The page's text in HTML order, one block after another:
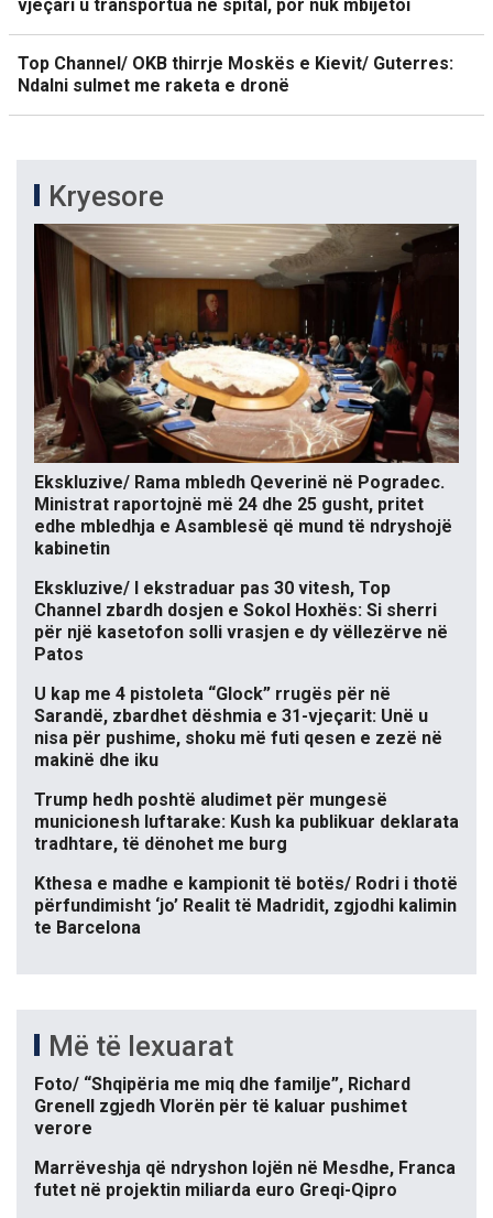
vjeçari u transportua në spital, por nuk mbijetoi
Top Channel/ OKB thirrje Moskës e Kievit/ Guterres:
Ndalni sulmet me raketa e dronë
Kryesore
Ekskluzive/ Rama mbledh Qeverinë në Pogradec.
Ministrat raportojnë më 24 dhe 25 gusht, pritet
edhe mbledhja e Asamblesë që mund të ndryshojë
kabinetin
Ekskluzive/ I ekstraduar pas 30 vitesh, Top
Channel zbardh dosjen e Sokol Hoxhës: Si sherri
për një kasetofon solli vrasjen e dy vëllezërve në
Patos
U kap me 4 pistoleta “Glock” rrugës për në
Sarandë, zbardhet dëshmia e 31-vjeçarit: Unë u
nisa për pushime, shoku më futi qesen e zezë në
makinë dhe iku
Trump hedh poshtë aludimet për mungesë
municionesh luftarake: Kush ka publikuar deklarata
tradhtare, të dënohet me burg
Kthesa e madhe e kampionit të botës/ Rodri i thotë
përfundimisht ‘jo’ Realit të Madridit, zgjodhi kalimin
te Barcelona
Më të lexuarat
Foto/ “Shqipëria me miq dhe familje”, Richard
Grenell zgjedh Vlorën për të kaluar pushimet
verore
Marrëveshja që ndryshon lojën në Mesdhe, Franca
futet në projektin miliarda euro Greqi-Qipro